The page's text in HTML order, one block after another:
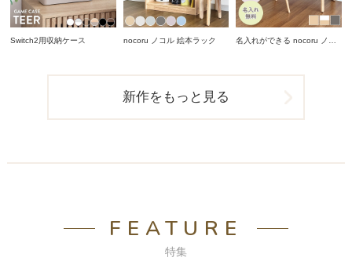
Switch2用収納ケース nocoru ノコル 絵本ラック
名入れができる nocoru ノコ
新作をもっと見る
FEATURE
特集